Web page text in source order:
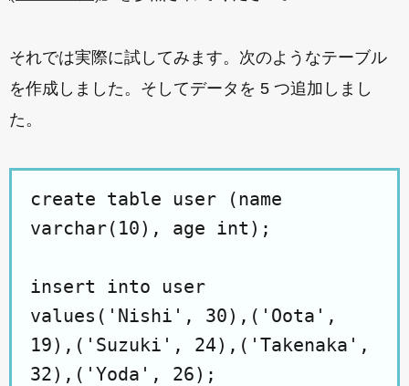
それでは実際に試してみます。次のようなテーブル
を作成しました。そしてデータを 5 つ追加しまし
た。
create table user (name
varchar(10), age int);
insert into user
values('Nishi', 30),('Oota',
19),('Suzuki', 24),('Takenaka',
32),('Yoda', 26);